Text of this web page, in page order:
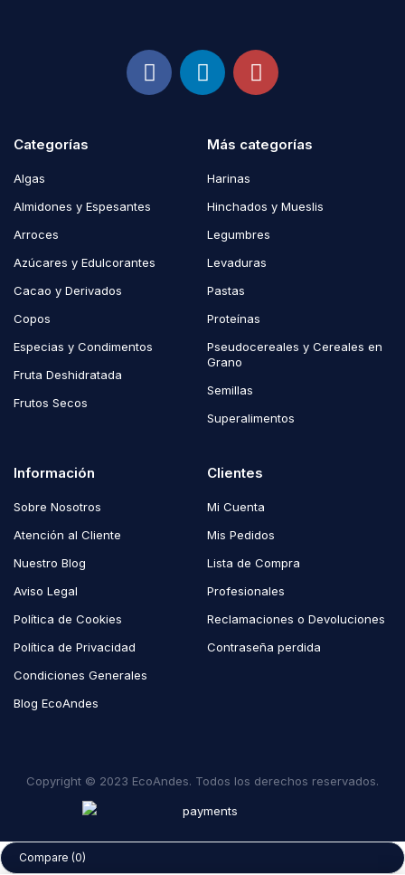
Categorías
Algas
Almidones y Espesantes
Arroces
Azúcares y Edulcorantes
Cacao y Derivados
Copos
Especias y Condimentos
Fruta Deshidratada
Frutos Secos
Más categorías
Harinas
Hinchados y Mueslis
Legumbres
Levaduras
Pastas
Proteínas
Pseudocereales y Cereales en
Grano
Semillas
Superalimentos
Información
Sobre Nosotros
Atención al Cliente
Nuestro Blog
Aviso Legal
Política de Cookies
Política de Privacidad
Condiciones Generales
Blog EcoAndes
Clientes
Mi Cuenta
Mis Pedidos
Lista de Compra
Profesionales
Reclamaciones o Devoluciones
Contraseña perdida
Copyright © 2023 EcoAndes. Todos los derechos reservados.
Compare (0)